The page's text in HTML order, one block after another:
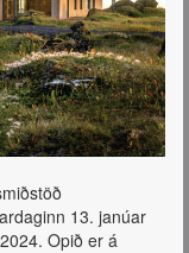
13. janúar
Opið er á